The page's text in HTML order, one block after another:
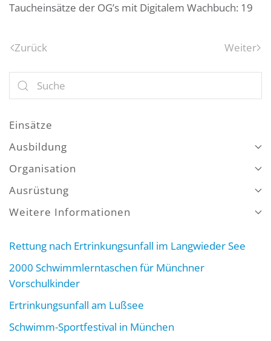
Taucheinsätze der OG’s mit Digitalem Wachbuch: 19
Zurück Weiter
Einsätze
Ausbildung
Organisation
Ausrüstung
Weitere Informationen
Rettung nach Ertrinkungsunfall im Langwieder See
2000 Schwimmlerntaschen für Münchner
Vorschulkinder
Ertrinkungsunfall am Lußsee
Schwimm-Sportfestival in München